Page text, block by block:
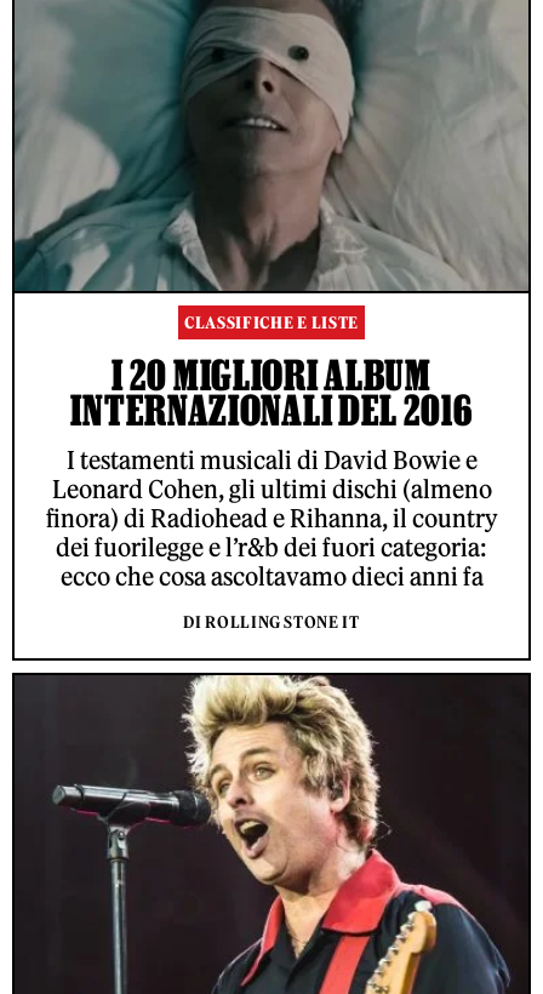
CLASSIFICHE E LISTE
I 20 MIGLIORI ALBUM
INTERNAZIONALI DEL 2016
I testamenti musicali di David Bowie e
Leonard Cohen, gli ultimi dischi (almeno
finora) di Radiohead e Rihanna, il country
dei fuorilegge e l’r&b dei fuori categoria:
ecco che cosa ascoltavamo dieci anni fa
DI ROLLING STONE IT